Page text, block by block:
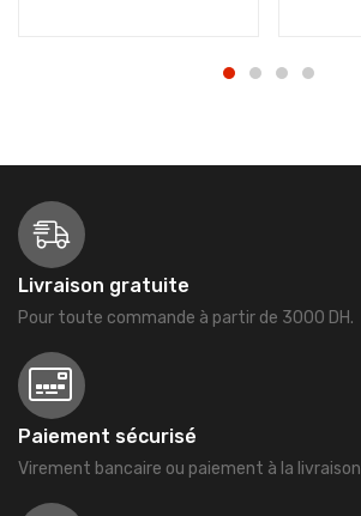
Livraison gratuite
Pour toute commande à partir de 3000 DH.
Paiement sécurisé
Virement bancaire ou paiement à la livraison